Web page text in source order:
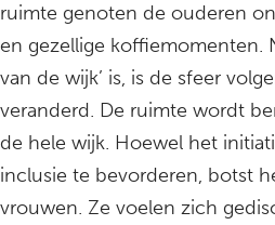
ruimte genoten de ouderen
en gezellige koffiemomenten.
van de wijk’ is, is de sfeer
veranderd. De ruimte wordt
de hele wijk. Hoewel het
inclusie te bevorderen, botst
vrouwen. Ze voelen zich